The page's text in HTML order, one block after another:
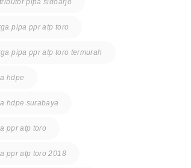
pipa sidoarjo
pipa ppr atp toro
pipa ppr atp toro termurah
hdpe
hdpe surabaya
ppr atp toro
ppr atp toro 2018